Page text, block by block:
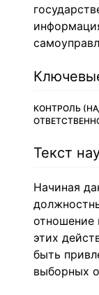
КОНТРОЛЬ
Текст
Начиная
отношение
этих
быть
выборных